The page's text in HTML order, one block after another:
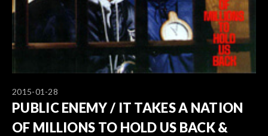
2015-01-28
PUBLIC ENEMY / IT TAKES A NATION
OF MILLIONS TO HOLD US BACK &